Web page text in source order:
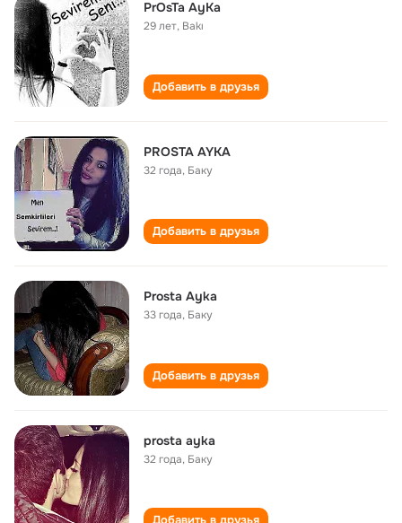
PrOsTa AyKa
29 лет, Bakı
Добавить в друзья
PROSTA AYKA
32 года, Баку
Добавить в друзья
Prosta Ayka
33 года, Баку
Добавить в друзья
prosta ayka
32 года, Баку
Добавить в друзья